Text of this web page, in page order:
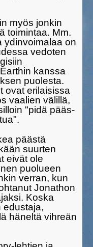
myös jonkin
toimintaa. Mm.
ydinvoimalaa on
vedoten
kanssa
puolesta.
ovat erilaisissa
vaalien välillä,
"pidä pääs­
päästä
suurten
eivät ole
puolueen
verran, kun
Jonathon
Koska
edustaja,
häneltä vihreän